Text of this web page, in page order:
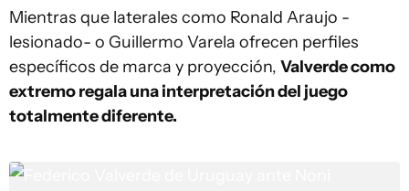
Mientras que laterales como Ronald Araujo -
lesionado- o Guillermo Varela ofrecen perfiles
específicos de marca y proyección, Valverde como
extremo regala una interpretación del juego
totalmente diferente.